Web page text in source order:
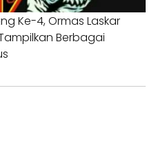
Ke-4, Ormas Laskar
Berbagai